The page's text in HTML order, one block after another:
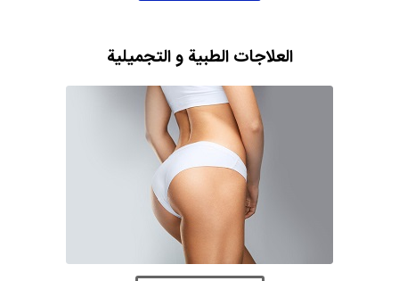
العلاجات الطبية و التجميلية